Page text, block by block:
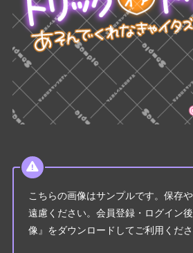
こちらの画像はサンプルです。保存
遠慮ください。会員登録・ログイン
像』をダウンロードしてご利用くださ